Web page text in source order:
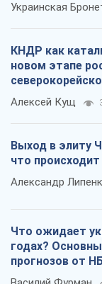
Украинская
КНДР как
новом этапе
Алексей Кущ
Выход в элиту
что
Александр
Что ожидает
годах?
прогнозов от